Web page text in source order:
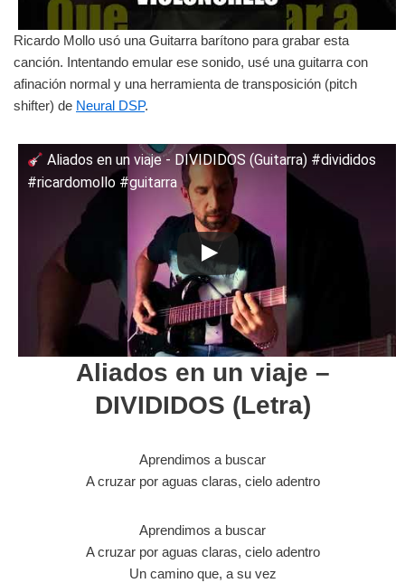
Ricardo Mollo usó una Guitarra barítono para grabar esta
canción. Intentando emular ese sonido, usé una guitarra con
afinación normal y una herramienta de transposición (pitch
shifter) de Neural DSP.
Aliados en un viaje - DIVIDIDOS (Guitarra) #divididos
#ricardomollo #guitarra
Aliados en un viaje –
DIVIDIDOS (Letra)
Aprendimos a buscar
A cruzar por aguas claras, cielo adentro
Aprendimos a buscar
A cruzar por aguas claras, cielo adentro
Un camino que, a su vez